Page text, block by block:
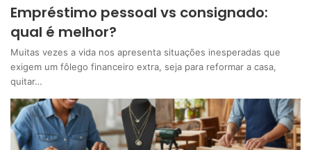
Empréstimo pessoal vs consignado:
qual é melhor?
Muitas vezes a vida nos apresenta situações inesperadas que
exigem um fôlego financeiro extra, seja para reformar a casa,
quitar…